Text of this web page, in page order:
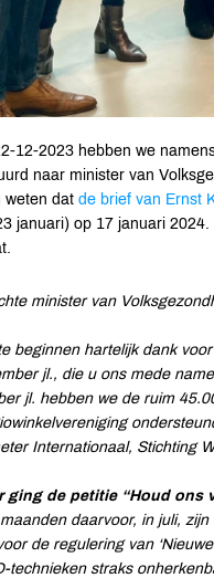
12-2023 hebben we
naar minister van
weten dat de brief van Ernst
januari) op 17 januari
minister van
beginnen hartelijk dank
jl., die u ons mede
jl. hebben we de ruim
Internationaal, Stichting
ging de petitie “Houd ons
daarvoor, in juli,
de regulering van
technieken straks